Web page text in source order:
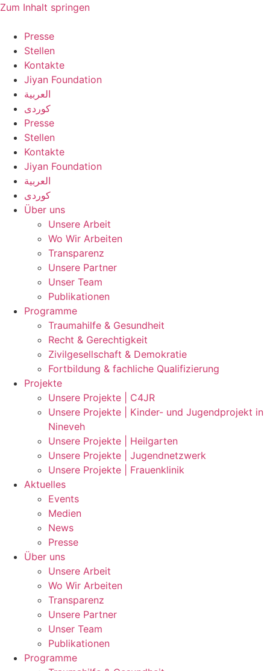
Zum Inhalt springen
Presse
Stellen
Kontakte
Jiyan Foundation
العربية
کوردی
Presse
Stellen
Kontakte
Jiyan Foundation
العربية
کوردی
Über uns
Unsere Arbeit
Wo Wir Arbeiten
Transparenz
Unsere Partner
Unser Team
Publikationen
Programme
Traumahilfe & Gesundheit
Recht & Gerechtigkeit
Zivilgesellschaft & Demokratie
Fortbildung & fachliche Qualifizierung
Projekte
Unsere Projekte | C4JR
Unsere Projekte | Kinder- und Jugendprojekt in
Nineveh
Unsere Projekte | Heilgarten
Unsere Projekte | Jugendnetzwerk
Unsere Projekte | Frauenklinik
Aktuelles
Events
Medien
News
Presse
Über uns
Unsere Arbeit
Wo Wir Arbeiten
Transparenz
Unsere Partner
Unser Team
Publikationen
Programme